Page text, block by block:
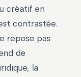
créatif en
contrastée.
repose pas
de
la